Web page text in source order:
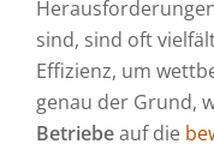
sind, sind oft
Effizienz, um
genau der Grund,
Betriebeauf die